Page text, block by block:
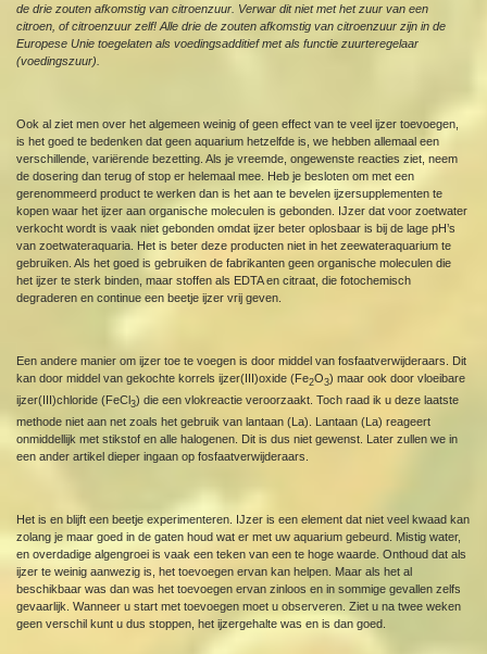
de drie zouten afkomstig van citroenzuur. Verwar dit niet met het zuur van een
citroen, of citroenzuur zelf! Alle drie de zouten afkomstig van citroenzuur zijn in de
Europese Unie toegelaten als voedingsadditief met als functie zuurteregelaar
(voedingszuur).
Ook al ziet men over het algemeen weinig of geen effect van te veel ijzer toevoegen,
is het goed te bedenken dat geen aquarium hetzelfde is, we hebben allemaal een
verschillende, variërende bezetting. Als je vreemde, ongewenste reacties ziet, neem
de dosering dan terug of stop er helemaal mee. Heb je besloten om met een
gerenommeerd product te werken dan is het aan te bevelen ijzersupplementen te
kopen waar het ijzer aan organische moleculen is gebonden. IJzer dat voor zoetwater
verkocht wordt is vaak niet gebonden omdat ijzer beter oplosbaar is bij de lage pH’s
van zoetwateraquaria. Het is beter deze producten niet in het zeewateraquarium te
gebruiken. Als het goed is gebruiken de fabrikanten geen organische moleculen die
het ijzer te sterk binden, maar stoffen als EDTA en citraat, die fotochemisch
degraderen en continue een beetje ijzer vrij geven.
Een andere manier om ijzer toe te voegen is door middel van fosfaatverwijderaars. Dit
kan door middel van gekochte korrels ijzer(III)oxide (Fe2O3) maar ook door vloeibare
ijzer(III)chloride (FeCl3) die een vlokreactie veroorzaakt. Toch raad ik u deze laatste
methode niet aan net zoals het gebruik van lantaan (La). Lantaan (La) reageert
onmiddellijk met stikstof en alle halogenen. Dit is dus niet gewenst. Later zullen we in
een ander artikel dieper ingaan op fosfaatverwijderaars.
Het is en blijft een beetje experimenteren. IJzer is een element dat niet veel kwaad kan
zolang je maar goed in de gaten houd wat er met uw aquarium gebeurd. Mistig water,
en overdadige algengroei is vaak een teken van een te hoge waarde. Onthoud dat als
ijzer te weinig aanwezig is, het toevoegen ervan kan helpen. Maar als het al
beschikbaar was dan was het toevoegen ervan zinloos en in sommige gevallen zelfs
gevaarlijk. Wanneer u start met toevoegen moet u observeren. Ziet u na twee weken
geen verschil kunt u dus stoppen, het ijzergehalte was en is dan goed.